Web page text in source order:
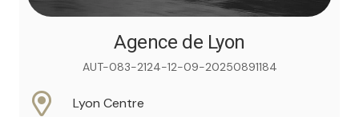
Agence de Lyon
AUT-083-2124-12-09-20250891184
Lyon Centre